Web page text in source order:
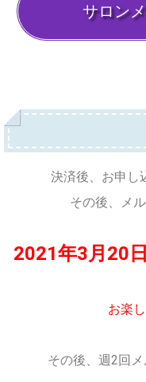
サロン
決済後、お申し
その後、メ
2021年3月20
お楽
その後、週2回メ